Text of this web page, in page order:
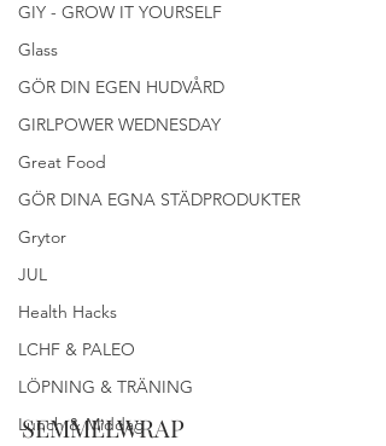
GIY - GROW IT YOURSELF
Glass
GÖR DIN EGEN HUDVÅRD
GIRLPOWER WEDNESDAY
Great Food
GÖR DINA EGNA STÄDPRODUKTER
Grytor
JUL
Health Hacks
LCHF & PALEO
LÖPNING & TRÄNING
Lunch & Middag
SEMMELWRAP